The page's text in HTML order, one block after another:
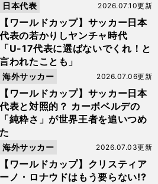
【ワールドカップ】サッカー日本
代表の若かりしヤンチャ時代
「U-17代表に選ばないでくれ！と
言われたことも」
2026.07.10更新
日本代表
【ワールドカップ】サッカー日本
代表と対照的？ カーボベルデの
「純粋さ」が世界王者を追いつめ
た
2026.07.06更新
海外サッカー
【ワールドカップ】クリスティア
ーノ・ロナウドはもう要らない!?
2026.07.03更新
海外サッカー